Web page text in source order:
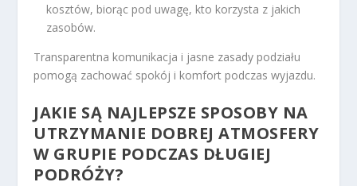
kosztów, biorąc pod uwagę, kto korzysta z jakich
zasobów.
Transparentna komunikacja i jasne zasady podziału
pomogą zachować spokój i komfort podczas wyjazdu.
JAKIE SĄ NAJLEPSZE SPOSOBY NA
UTRZYMANIE DOBREJ ATMOSFERY
W GRUPIE PODCZAS DŁUGIEJ
PODRÓŻY?